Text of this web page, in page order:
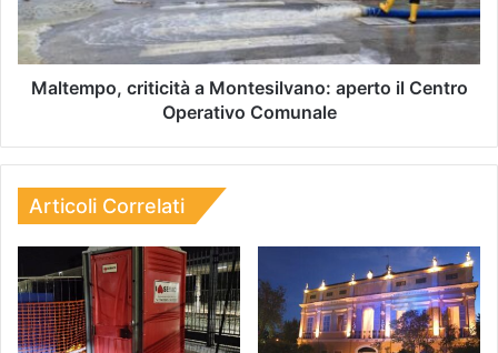
Maltempo, criticità a Montesilvano: aperto il Centro
Operativo Comunale
Articoli Correlati